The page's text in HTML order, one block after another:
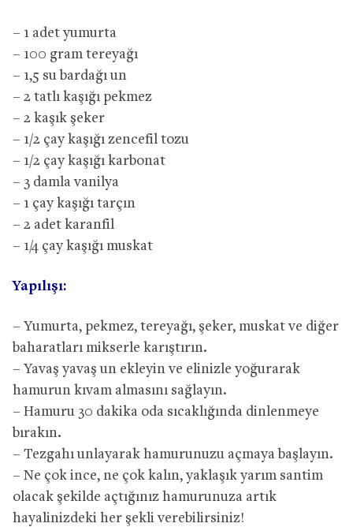
– 1 adet yumurta
– 100 gram tereyağı
– 1,5 su bardağı un
– 2 tatlı kaşığı pekmez
– 2 kaşık şeker
– 1/2 çay kaşığı zencefil tozu
– 1/2 çay kaşığı karbonat
– 3 damla vanilya
– 1 çay kaşığı tarçın
– 2 adet karanfil
– 1/4 çay kaşığı muskat
Yapılışı:
– Yumurta, pekmez, tereyağı, şeker, muskat ve diğer
baharatları mikserle karıştırın.
– Yavaş yavaş un ekleyin ve elinizle yoğurarak
hamurun kıvam almasını sağlayın.
– Hamuru 30 dakika oda sıcaklığında dinlenmeye
bırakın.
– Tezgahı unlayarak hamurunuzu açmaya başlayın.
– Ne çok ince, ne çok kalın, yaklaşık yarım santim
olacak şekilde açtığınız hamurunuza artık
hayalinizdeki her şekli verebilirsiniz!